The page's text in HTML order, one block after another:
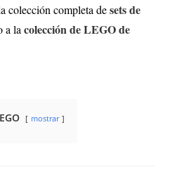
colección completa desets de
a la colección de LEGO de
mostrar